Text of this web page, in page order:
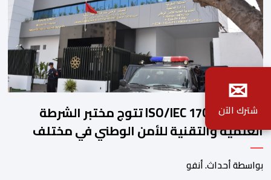
شهادة ISO/IEC 17025 تتوج مختبر الشرطة
العلمية والتقنية للأمن الوطني في مختلف
الخبرات الجنائية
بواسطة أحداث. أنفو
✉
شترك الآن